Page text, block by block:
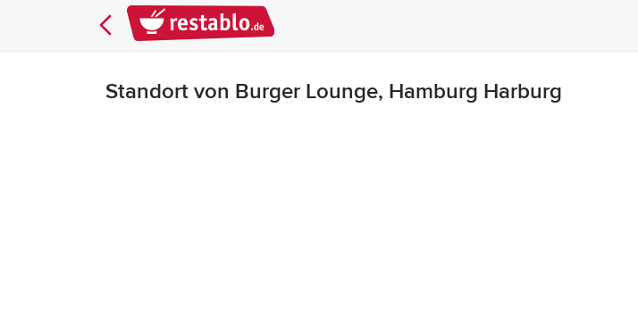
Standort von Burger Lounge, Hamburg Harburg